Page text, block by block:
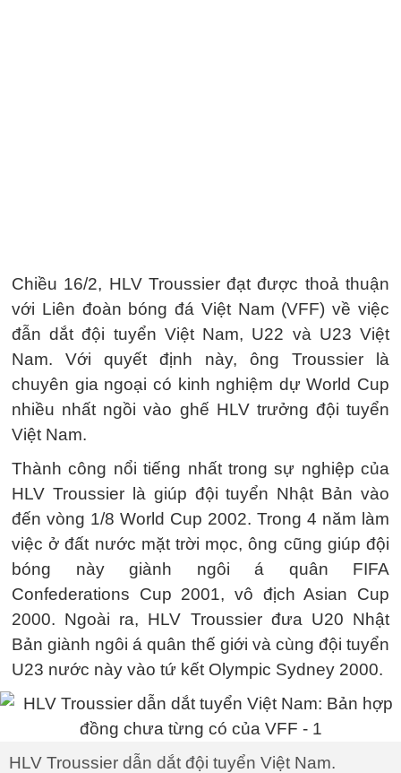
Chiều 16/2, HLV Troussier đạt được thoả thuận
với Liên đoàn bóng đá Việt Nam (VFF) về việc
đẫn dắt đội tuyển Việt Nam, U22 và U23 Việt
Nam. Với quyết định này, ông Troussier là
chuyên gia ngoại có kinh nghiệm dự World Cup
nhiều nhất ngồi vào ghế HLV trưởng đội tuyển
Việt Nam.
Thành công nổi tiếng nhất trong sự nghiệp của
HLV Troussier là giúp đội tuyển Nhật Bản vào
đến vòng 1/8 World Cup 2002. Trong 4 năm làm
việc ở đất nước mặt trời mọc, ông cũng giúp đội
bóng này giành ngôi á quân FIFA
Confederations Cup 2001, vô địch Asian Cup
2000. Ngoài ra, HLV Troussier đưa U20 Nhật
Bản giành ngôi á quân thế giới và cùng đội tuyển
U23 nước này vào tứ kết Olympic Sydney 2000.
HLV Troussier dẫn dắt đội tuyển Việt Nam.